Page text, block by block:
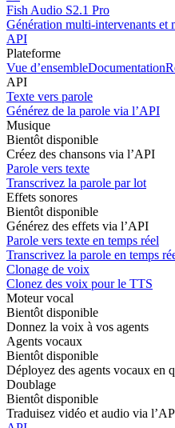
Fish Audio S2.1 Pro
Génération multi-intervenants et
API
Plateforme
Vue d’ensembleDocumentation
API
Texte vers parole
Générez de la parole via l’API
Musique
Bientôt disponible
Créez des chansons via l’API
Parole vers texte
Transcrivez la parole par lot
Effets sonores
Bientôt disponible
Générez des effets via l’API
Parole vers texte en temps réel
Transcrivez la parole en temps
Clonage de voix
Clonez des voix pour le TTS
Moteur vocal
Bientôt disponible
Donnez la voix à vos agents
Agents vocaux
Bientôt disponible
Déployez des agents vocaux en
Doublage
Bientôt disponible
Traduisez vidéo et audio via